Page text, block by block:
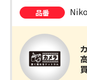
品番